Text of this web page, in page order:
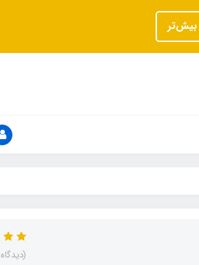
بیش‌تر
(دیدگاه 4 کاربر)